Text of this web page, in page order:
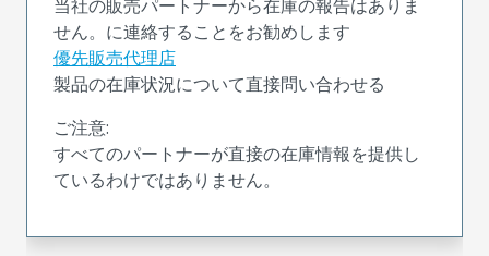
当社の販売パートナーから在庫の報告はありま
せん。に連絡することをお勧めします
優先販売代理店
製品の在庫状況について直接問い合わせる
ご注意:
すべてのパートナーが直接の在庫情報を提供し
ているわけではありません。